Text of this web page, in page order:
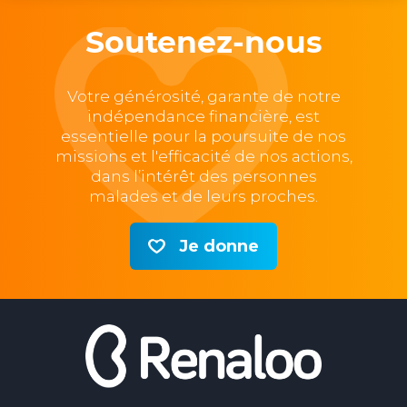
Soutenez-nous
Votre générosité, garante de notre
indépendance financière, est
essentielle pour la poursuite de nos
missions et l'efficacité de nos actions,
dans l’intérêt des personnes
malades et de leurs proches.
Je donne